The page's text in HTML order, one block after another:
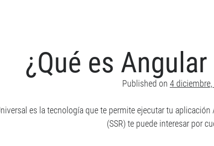
¿Qué es
Published on 4
es la tecnología que te permite ejecutar tu aplicación
(SSR) te puede interesar por